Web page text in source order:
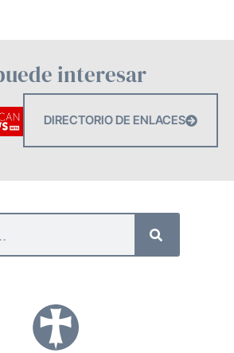
interesar
DIRECTORIO DE ENLACES